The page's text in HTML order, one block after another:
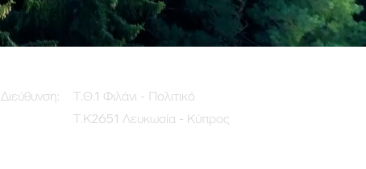
Διεύθυνση:
Τ.Θ.1 Φιλάνι - Πολιτικό
Τ.Κ2651 Λευκωσία - Κύπρος